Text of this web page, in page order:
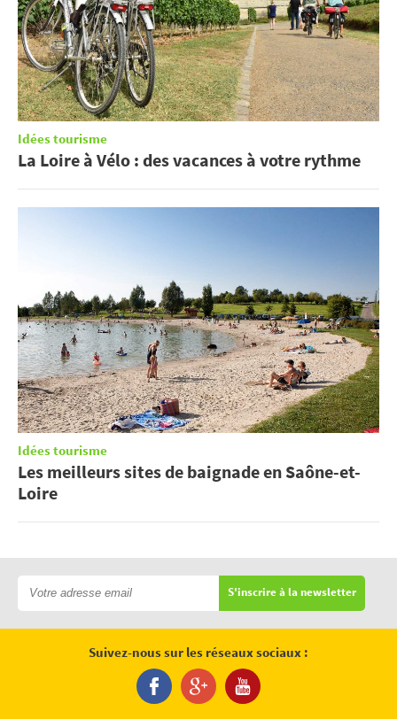
Idées tourisme
La Loire à Vélo : des vacances à votre rythme
Idées tourisme
Les meilleurs sites de baignade en Saône-et-
Loire
S'inscrire à la newsletter
Suivez-nous sur les réseaux sociaux :